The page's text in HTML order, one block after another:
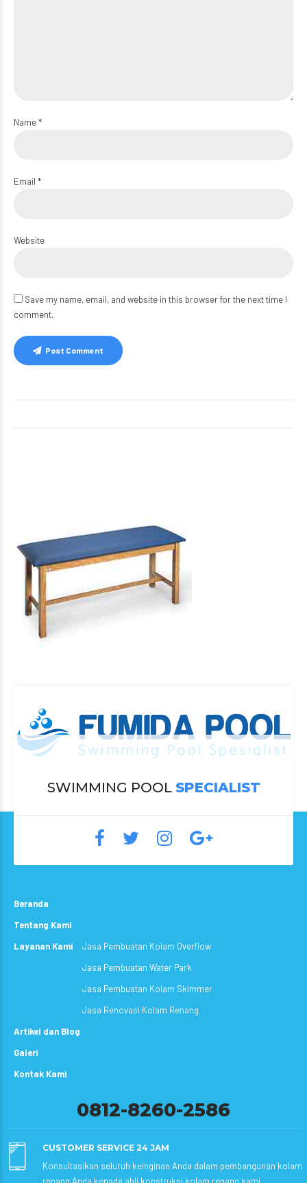
Name *
Email *
Website
Save my name, email, and website in this browser for the next time I
comment.
Post Comment
SWIMMING POOL SPECIALIST
Beranda
Tentang Kami
Layanan Kami
Jasa Pembuatan Kolam Overflow
Jasa Pembuatan Water Park
Jasa Pembuatan Kolam Skimmer
Jasa Renovasi Kolam Renang
Artikel dan Blog
Galeri
Kontak Kami
0812-8260-2586
CUSTOMER SERVICE 24 JAM
Konsultasikan seluruh keinginan Anda dalam pembangunan kolam